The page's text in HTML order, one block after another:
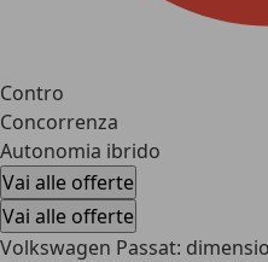
Contro
Concorrenza
Autonomia ibrido
Vai alle offerte
Vai alle offerte
Volkswagen Passat: